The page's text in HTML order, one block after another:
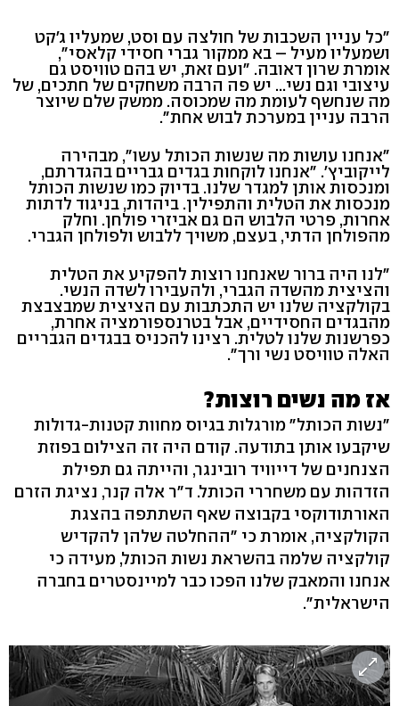
"כל עניין השכבות של חולצה עם וסט, שמעליו ג'קט
ושמעליו מעיל – בא ממקור גברי חסידי קלאסי",
אומרת שרון דאובה. "ועם זאת, יש בהם טוויסט גם
עיצובי וגם נשי... יש פה הרבה משחקים של חתכים, של
מה שנחשף לעומת מה שמכוסה. ממשק שלם שיוצר
הרבה עניין במערכת לבוש אחת".
"אנחנו עושות מה שנשות הכותל עשו", מבהירה
לייקוביץ'. "אנחנו לוקחות בגדים גבריים בהגדרתם,
ומנכסות אותן למגדר שלנו. בדיוק כמו שנשות הכותל
מנכסות את הטלית והתפילין. ביהדות, בניגוד לדתות
אחרות, פרטי הלבוש הם גם אביזרי פולחן. וחלק
מהפולחן הדתי, בעצם, משויך ללבוש ולפולחן הגברי.
"לנו היה ברור שאנחנו רוצות להפקיע את הטלית
והציצית מהשדה הגברי, ולהעבירו לשדה הנשי.
בקולקציה שלנו יש התכתבות עם הציצית שמבצבצת
מהבגדים החסידיים, אבל בטרנספורמציה אחרת,
כפרשנות שלנו לטלית. רצינו להכניס בבגדים הגבריים
האלה טוויסט נשי ורך".
אז מה נשים רוצות?
"נשות הכותל" מורגלות בגיוס מחוות קטנות-גדולות
שיקבעו אותן בתודעה. קודם היה זה הצילום בפוזת
הצנחנים של דייוויד רובינגר, והייתה גם תפילת
הזדהות עם משחררי הכותל. ד"ר אלה קנר, נציגת הזרם
האורתודוקסי בקבוצה שאף השתתפה בהצגת
הקולקציה, אומרת כי "ההחלטה שלהן להקדיש
קולקציה שלמה בהשראת נשות הכותל, מעידה כי
אנחנו והמאבק שלנו הפכו כבר למיינסטרים בחברה
הישראלית".